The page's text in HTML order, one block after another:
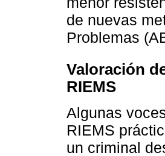
de nuevas
Problemas
Valoración
RIEMS
Algunas
RIEMS
un criminal